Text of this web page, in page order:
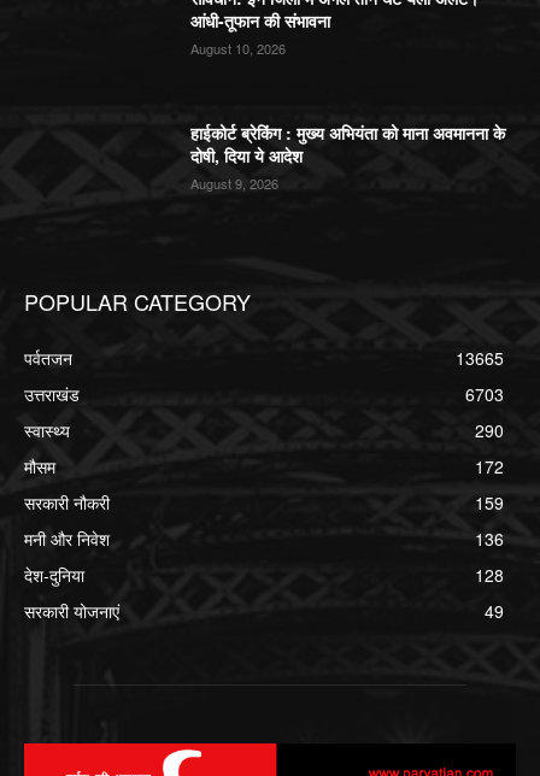
आंधी-तूफान की संभावना
August 10, 2026
हाईकोर्ट ब्रेकिंग : मुख्य अभियंता को माना अवमानना के
दोषी, दिया ये आदेश
August 9, 2026
POPULAR CATEGORY
पर्वतजन
13665
उत्तराखंड
6703
स्वास्थ्य
290
मौसम
172
सरकारी नौकरी
159
मनी और निवेश
136
देश-दुनिया
128
सरकारी योजनाएं
49